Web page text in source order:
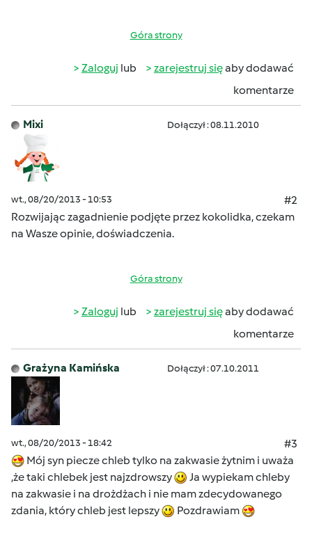
Góra strony
Zaloguj lub zarejestruj sięaby dodawać
komentarze
Mixi Dołączył : 08.11.2010
wt., 08/20/2013 - 10:53
#2
Rozwijając zagadnienie podjęte przez kokolidka, czekam
na Wasze opinie, doświadczenia.
Góra strony
Zaloguj lub zarejestruj sięaby dodawać
komentarze
Grażyna Kamińska Dołączył : 07.10.2011
wt., 08/20/2013 - 18:42
#3
Mój syn piecze chleb tylko na zakwasie żytnim i uważa
,że taki chlebek jest najzdrowszy
Ja wypiekam chleby
na zakwasie i na drożdżach i nie mam zdecydowanego
zdania, który chleb jest lepszy
Pozdrawiam